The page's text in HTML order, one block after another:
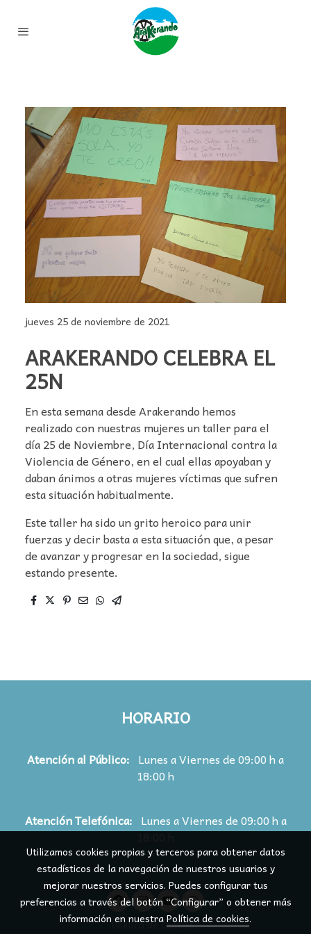
jueves 25 de noviembre de 2021
ARAKERANDO CELEBRA EL
25N
En esta semana desde Arakerando hemos
realizado con nuestras mujeres un taller para el
día 25 de Noviembre, Día Internacional contra la
Violencia de Género, en el cual ellas apoyaban y
daban ánimos a otras mujeres víctimas que sufren
esta situación habitualmente.
Este taller ha sido un grito heroico para unir
fuerzas y decir basta a esta situación que, a pesar
de avanzar y progresar en la sociedad, sigue
estando presente.
HORARIO
Atención al Público: Lunes a Viernes de 09:00 h a
18:00 h
AtenciónTelefónica: Lunes a Viernes de 09:00 h a
18:00 h
Política de cookies
Utilizamos cookies propias y terceros para obtener datos
estadísticos de la navegación de nuestros usuarios y
mejorar nuestros servicios. Puedes configurar tus
preferencias a través del botón “Configurar” o obtener más
información en nuestraPolítica de cookies.